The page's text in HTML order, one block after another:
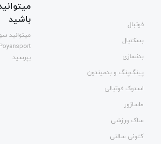
فوتبال
بسکتبال
بدنسازی
پینگ‌پنگ و بدمينتون
استوک فوتبالی
ماساژور
ساک ورزشی
کتونی سالنی
باشید
میتوانید
Poyansport
بپرسید